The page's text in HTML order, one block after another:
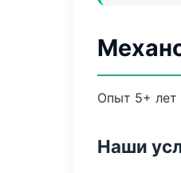
Опыт 5+ лет
Наши